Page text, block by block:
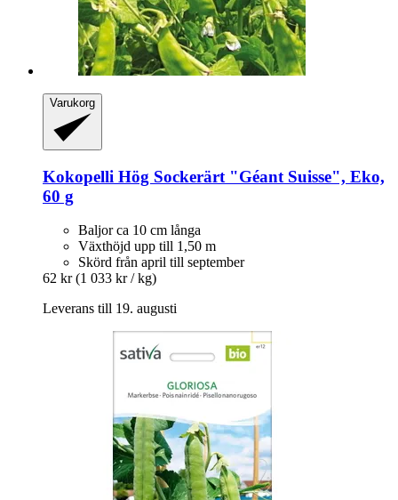
Varukorg
Kokopelli Hög Sockerärt "Géant Suisse", Eko,
60 g
Baljor ca 10 cm långa
Växthöjd upp till 1,50 m
Skörd från april till september
62 kr (1 033 kr / kg)
Leverans till 19. augusti